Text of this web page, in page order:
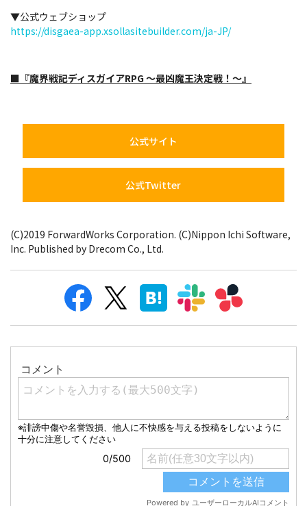
▼公式ウェブショップ
https://disgaea-app.xsollasitebuilder.com/ja-JP/
■『魔界戦記ディスガイアRPG ～最凶魔王決定戦！～』
公式サイト
公式Twitter
(C)2019 ForwardWorks Corporation. (C)Nippon Ichi Software,
Inc. Published by Drecom Co., Ltd.